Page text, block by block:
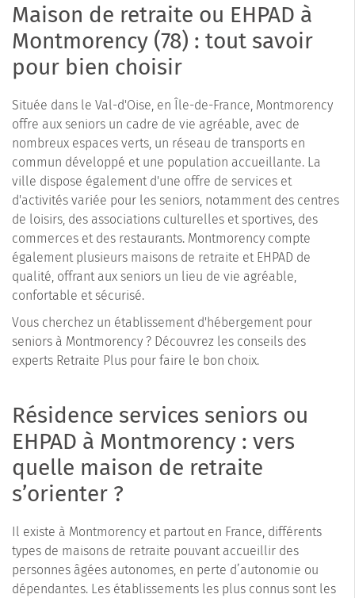
Maison de retraite ou EHPAD à
Montmorency (78) : tout savoir
pour bien choisir
Située dans le Val-d'Oise, en Île-de-France, Montmorency
offre aux seniors un cadre de vie agréable, avec de
nombreux espaces verts, un réseau de transports en
commun développé et une population accueillante. La
ville dispose également d'une offre de services et
d'activités variée pour les seniors, notamment des centres
de loisirs, des associations culturelles et sportives, des
commerces et des restaurants. Montmorency compte
également plusieurs maisons de retraite et EHPAD de
qualité, offrant aux seniors un lieu de vie agréable,
confortable et sécurisé.
Vous cherchez un établissement d'hébergement pour
seniors à Montmorency ? Découvrez les conseils des
experts Retraite Plus pour faire le bon choix.
Résidence services seniors ou
EHPAD à Montmorency : vers
quelle maison de retraite
s’orienter ?
Il existe à Montmorency et partout en France, différents
types de maisons de retraite pouvant accueillir des
personnes âgées autonomes, en perte d’autonomie ou
dépendantes. Les établissements les plus connus sont les